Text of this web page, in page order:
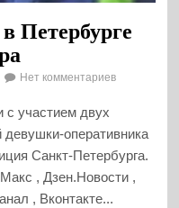
Петербурге
Нет комментариев
с участием двух
оперативника
Санкт-Петербурга.
, Дзен.Новости ,
, Вконтакте...